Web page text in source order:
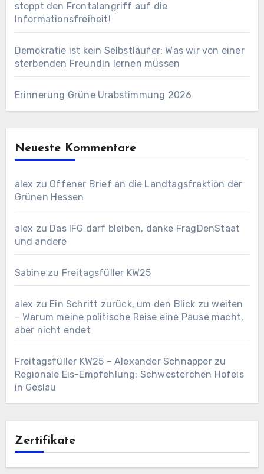
stoppt den Frontalangriff auf die
Informationsfreiheit!
Demokratie ist kein Selbstläufer: Was wir von einer
sterbenden Freundin lernen müssen
Erinnerung Grüne Urabstimmung 2026
Neueste Kommentare
alex zu Offener Brief an die Landtagsfraktion der
Grünen Hessen
alex zu Das IFG darf bleiben, danke FragDenStaat
und andere
Sabinezu Freitagsfüller KW25
alex zu Ein Schritt zurück, um den Blick zu weiten
– Warum meine politische Reise eine Pause macht,
aber nicht endet
Freitagsfüller KW25 – Alexander Schnapperzu
Regionale Eis-Empfehlung: Schwesterchen Hofeis
in Geslau
Zertifikate